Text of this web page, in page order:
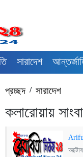
সারাদেশ
প্রচ্ছদ/সারাদেশ
কলারোয়ায়